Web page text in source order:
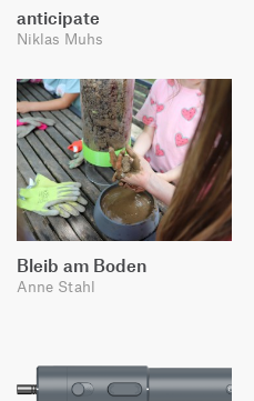
anticipate
Niklas Muhs
Bleib am Boden
Anne Stahl